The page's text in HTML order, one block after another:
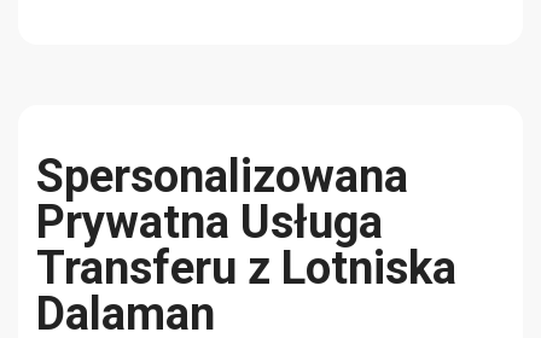
Spersonalizowana
Prywatna Usługa
Transferu z Lotniska
Dalaman